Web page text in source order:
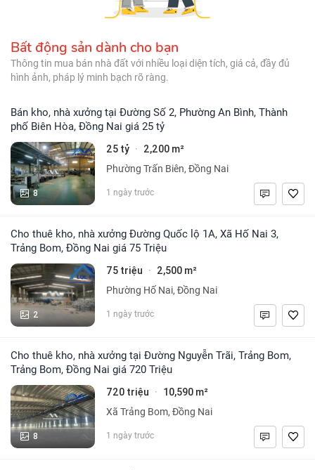
Bất động sản dành cho bạn
Thông tin mua bán nhà đất với nhiều loại diện tích, giá cả, đầy đủ
hình ảnh, pháp lý minh bạch rõ ràng.
Bán kho, nhà xưởng tại Đường Số 2, Phường An Bình, Thành
phố Biên Hòa, Đồng Nai giá 25 tỷ
8
25 tỷ · 2,200 m²
Phường Trấn Biên, Đồng Nai
1 ngày trước
Cho thuê kho, nhà xưởng Đường Quốc lộ 1A, Xã Hố Nai 3,
Trảng Bom, Đồng Nai giá 75 Triệu
2
75 triệu · 2,500 m²
Phường Hố Nai, Đồng Nai
1 ngày trước
Cho thuê kho, nhà xưởng tại Đường Nguyễn Trãi, Trảng Bom,
Trảng Bom, Đồng Nai giá 720 Triệu
8
720 triệu · 10,590 m²
Xã Trảng Bom, Đồng Nai
1 ngày trước